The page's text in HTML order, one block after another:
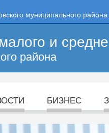
муниципального района
и
района
БИЗНЕС